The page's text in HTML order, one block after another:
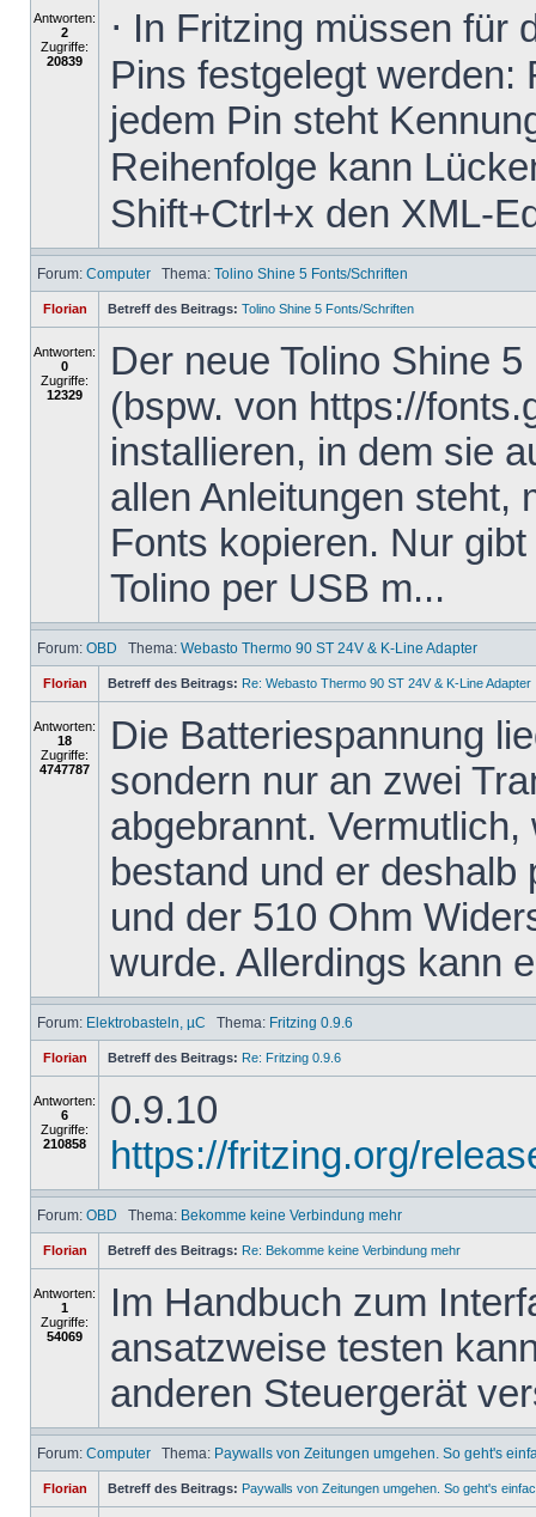
Antworten:
2
Zugriffe:
20839
⋅ In Fritzing müssen für
Pins festgelegt werden:
jedem Pin steht
Reihenfolge kann
Shift+Ctrl+x den XML-
Forum: Computer Thema: Tolino Shine 5 Fonts/Schriften
Florian Betreff des Beitrags: Tolino Shine 5 Fonts/Schriften
Antworten:
0
Zugriffe:
12329
Der neue Tolino Shine
(bspw. von https://
installieren, in dem sie
allen Anleitungen steht,
Fonts kopieren. Nur
Tolino per USB m...
Forum: OBD Thema: Webasto Thermo 90 ST 24V & K-Line Adapter
Florian Betreff des Beitrags: Re: Webasto Thermo 90 ST 24V & K-Line Adapter
Antworten:
18
Zugriffe:
4747787
Die Batteriespannung
sondern nur an zwei
abgebrannt.
bestand und er
und der 510 Ohm
wurde. Allerdings kann
Forum: Elektrobasteln, µC Thema: Fritzing 0.9.6
Florian Betreff des Beitrags: Re: Fritzing 0.9.6
Antworten:
6
Zugriffe:
210858
0.9.10
https://fritzing.org/
Forum: OBD Thema: Bekomme keine Verbindung mehr
Florian Betreff des Beitrags: Re: Bekomme keine Verbindung mehr
Antworten:
1
Zugriffe:
54069
Im Handbuch zum
ansatzweise testen
anderen Steuergerät
Forum: Computer Thema: Paywalls von Zeitungen umgehen. So geht's
Florian Betreff des Beitrags: Paywalls von Zeitungen umgehen. So geht's